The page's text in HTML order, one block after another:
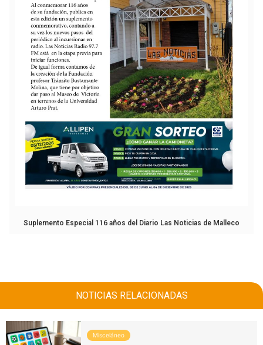
Suplemento Especial 116 años del Diario Las Noticias de Malleco
NOTICIAS RELACIONADAS
Misceláneo